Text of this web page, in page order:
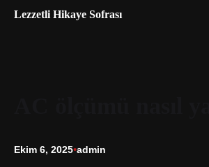
Lezzetli Hikaye Sofrası
Ekim 6, 2025•admin